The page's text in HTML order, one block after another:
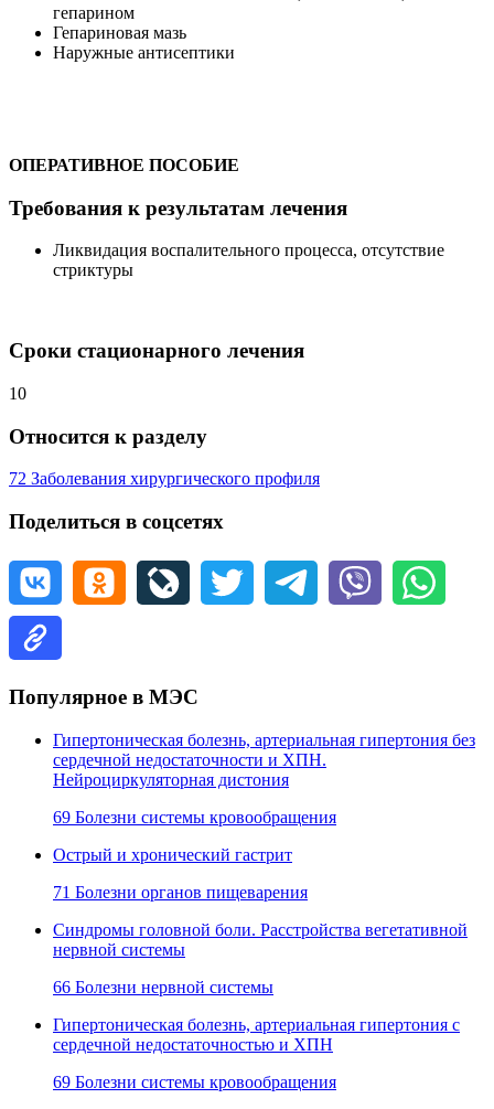
гепарином
Гепариновая мазь
Наружные антисептики
ОПЕРАТИВНОЕ ПОСОБИЕ
Требования к результатам лечения
Ликвидация воспалительного процесса, отсутствие
стриктуры
Сроки стационарного лечения
10
Относится к разделу
72 Заболевания хирургического профиля
Поделиться в соцсетях
Популярное в МЭС
Гипертоническая болезнь, артериальная гипертония без
сердечной недостаточности и ХПН.
Нейроциркуляторная дистония
69 Болезни системы кровообращения
Острый и хронический гастрит
71 Болезни органов пищеварения
Синдромы головной боли. Расстройства вегетативной
нервной системы
66 Болезни нервной системы
Гипертоническая болезнь, артериальная гипертония с
сердечной недостаточностью и ХПН
69 Болезни системы кровообращения